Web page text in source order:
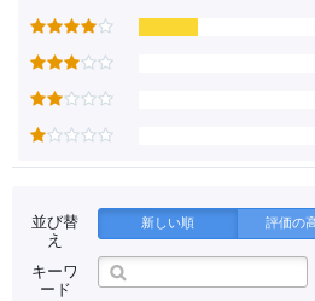
並び替
え
新しい順 評価の
キーワ
ード